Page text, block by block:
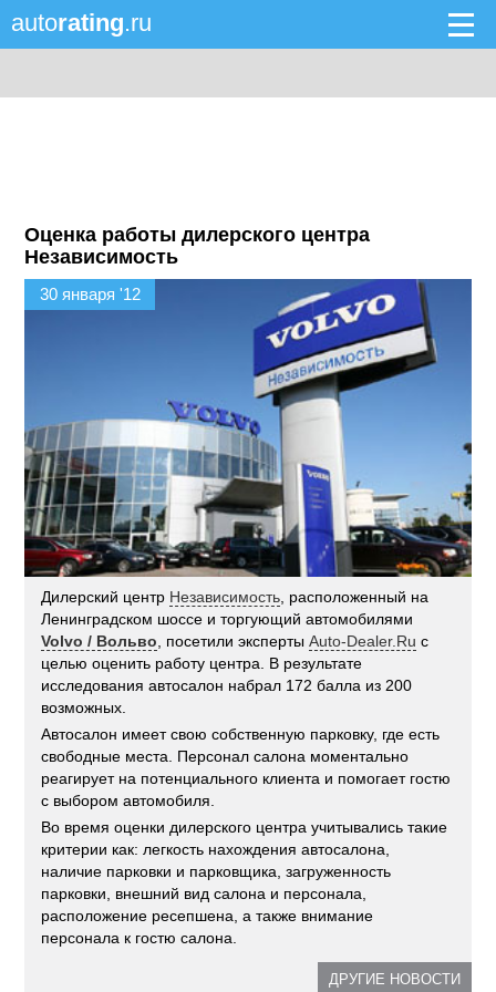
autorating.ru
Оценка работы дилерского центра
Независимость
30 января '12
Дилерский центр Независимость , расположенный на
Ленинградском шоссе и торгующий автомобилями
Volvo / Вольво , посетили экспертыAuto-Dealer.Ru с
целью оценить работу центра. В результате
исследования автосалон набрал 172 балла из 200
возможных.
Автосалон имеет свою собственную парковку, где есть
свободные места. Персонал салона моментально
реагирует на потенциального клиента и помогает гостю
с выбором автомобиля.
Во время оценки дилерского центра учитывались такие
критерии как: легкость нахождения автосалона,
наличие парковки и парковщика, загруженность
парковки, внешний вид салона и персонала,
расположение ресепшена, а также внимание
персонала к гостю салона.
ДРУГИЕ НОВОСТИ